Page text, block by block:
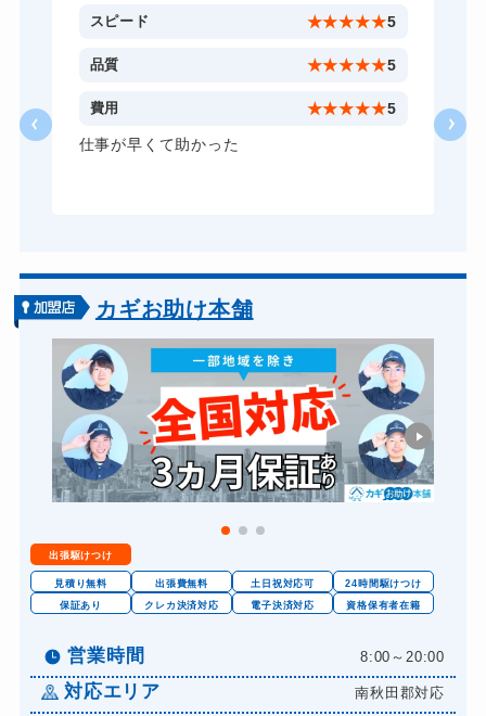
スーツケースカギ開け 8,800円～(税込)
金庫カギ開け 14,300円～(税込)
11,000円～(税込)
ドアノブカギ交換
スピード ★★★★★5
品質 ★★★★★5
費用 ★★★★★5
仕事が早くて助かった
カギお助け本舗
出張駆けつけ
見積り無料 出張費無料 土日祝対応可
24時間駆けつけ
保証あり
クレカ決済対応 電子決済対応 資格保有者在籍
営業時間 8:00～20:00
対応エリア 南秋田郡対応